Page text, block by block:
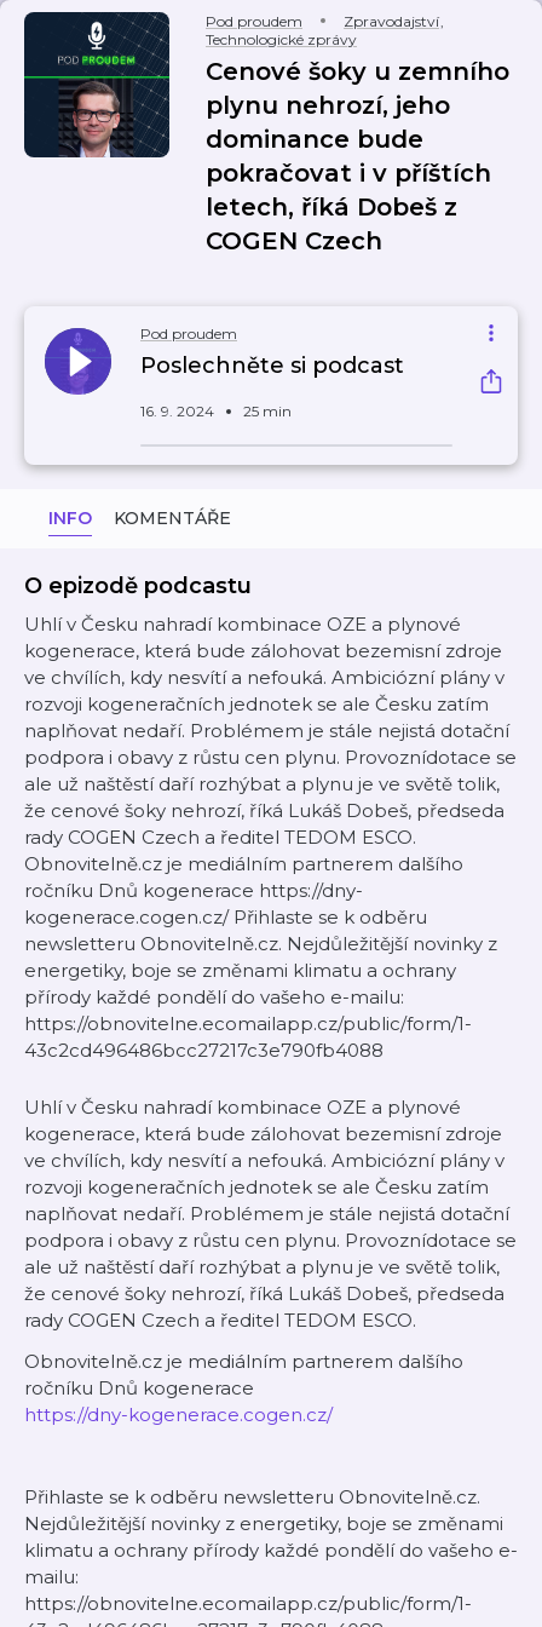
Pod proudem Zpravodajství,
Technologické zprávy
Cenové šoky u zemního
plynu nehrozí, jeho
dominance bude
pokračovat i v příštích
letech, říká Dobeš z
COGEN Czech
Pod proudem
Poslechněte si podcast
16. 9. 2024 25 min
INFO KOMENTÁŘE
O epizodě podcastu
Uhlí v Česku nahradí kombinace OZE a plynové
kogenerace, která bude zálohovat bezemisní zdroje
ve chvílích, kdy nesvítí a nefouká. Ambiciózní plány v
rozvoji kogeneračních jednotek se ale Česku zatím
naplňovat nedaří. Problémem je stále nejistá dotační
podpora i obavy z růstu cen plynu. Provoznídotace se
ale už naštěstí daří rozhýbat a plynu je ve světě tolik,
že cenové šoky nehrozí, říká Lukáš Dobeš, předseda
rady COGEN Czech a ředitel TEDOM ESCO.
Obnovitelně.cz je mediálním partnerem dalšího
ročníku Dnů kogenerace https://dny-
kogenerace.cogen.cz/ Přihlaste se k odběru
newsletteru Obnovitelně.cz. Nejdůležitější novinky z
energetiky, boje se změnami klimatu a ochrany
přírody každé pondělí do vašeho e-mailu:
⁠https://obnovitelne.ecomailapp.cz/public/form/1-
43c2cd496486bcc27217c3e790fb4088
Uhlí v Česku nahradí kombinace OZE a plynové
kogenerace, která bude zálohovat bezemisní zdroje
ve chvílích, kdy nesvítí a nefouká. Ambiciózní plány v
rozvoji kogeneračních jednotek se ale Česku zatím
naplňovat nedaří. Problémem je stále nejistá dotační
podpora i obavy z růstu cen plynu. Provoznídotace se
ale už naštěstí daří rozhýbat a plynu je ve světě tolik,
že cenové šoky nehrozí, říká Lukáš Dobeš, předseda
rady COGEN Czech a ředitel TEDOM ESCO.
Obnovitelně.cz je mediálním partnerem dalšího
ročníku Dnů kogenerace
https://dny-kogenerace.cogen.cz/
Přihlaste se k odběru newsletteru Obnovitelně.cz.
Nejdůležitější novinky z energetiky, boje se změnami
klimatu a ochrany přírody každé pondělí do vašeho e-
mailu:
⁠https://obnovitelne.ecomailapp.cz/public/form/1-